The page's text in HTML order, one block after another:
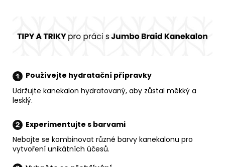
Používejte hydratační přípravky
Udržujte kanekalon hydratovaný, aby zůstal měkký a
lesklý.
Experimentujte s barvami
Nebojte se kombinovat různé barvy kanekalonu pro
vytvoření unikátních účesů.